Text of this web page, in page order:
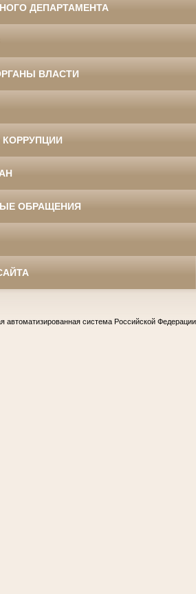
ДЕПАРТАМЕНТА
ВЛАСТИ
ОБРАЩЕНИЯ
автоматизированная система Российской